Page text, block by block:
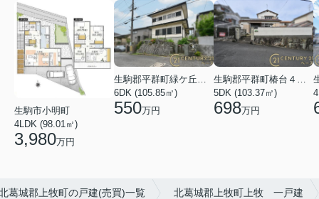
生駒市小明町
4LDK (98.01㎡)
3,980万円
6DK (105.85㎡)
550万円
5DK (103.37㎡)
698万円
葛城郡上牧町の戸建(売買)一覧 北葛城郡上牧町上牧 一戸建